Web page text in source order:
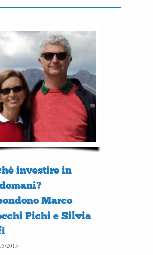
investire in
Marco
Pichi e Silvia
2015